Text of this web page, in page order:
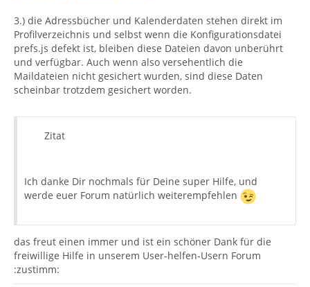
3.) die Adressbücher und Kalenderdaten stehen direkt im
Profilverzeichnis und selbst wenn die Konfigurationsdatei
prefs.js defekt ist, bleiben diese Dateien davon unberührt
und verfügbar. Auch wenn also versehentlich die
Maildateien nicht gesichert wurden, sind diese Daten
scheinbar trotzdem gesichert worden.
Zitat
Ich danke Dir nochmals für Deine super Hilfe, und
werde euer Forum natürlich weiterempfehlen
das freut einen immer und ist ein schöner Dank für die
freiwillige Hilfe in unserem User-helfen-Usern Forum
:zustimm: